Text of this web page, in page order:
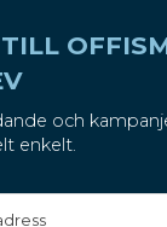
och
enkelt.